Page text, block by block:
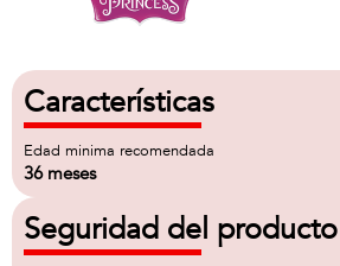
Características
Edad minima recomendada
36 meses
Seguridad del producto